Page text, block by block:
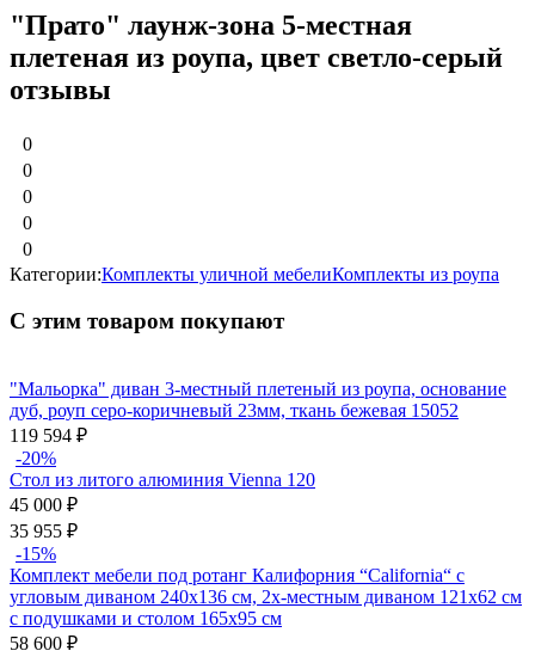
"Прато" лаунж-зона 5-местная
плетеная из роупа, цвет светло-серый
отзывы
0
0
0
0
0
Категории:Комплекты уличной мебелиКомплекты из роупа
С этим товаром покупают
"Мальорка" диван 3-местный плетеный из роупа, основание
дуб, роуп серо-коричневый 23мм, ткань бежевая 15052
119 594 ₽
-20%
Стол из литого алюминия Vienna 120
45 000 ₽
35 955 ₽
-15%
Комплект мебели под ротанг Калифорния “California“ с
угловым диваном 240х136 см, 2х-местным диваном 121х62 см
с подушками и столом 165х95 см
58 600 ₽